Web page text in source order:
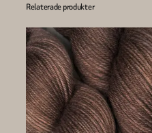
Relaterade produkter